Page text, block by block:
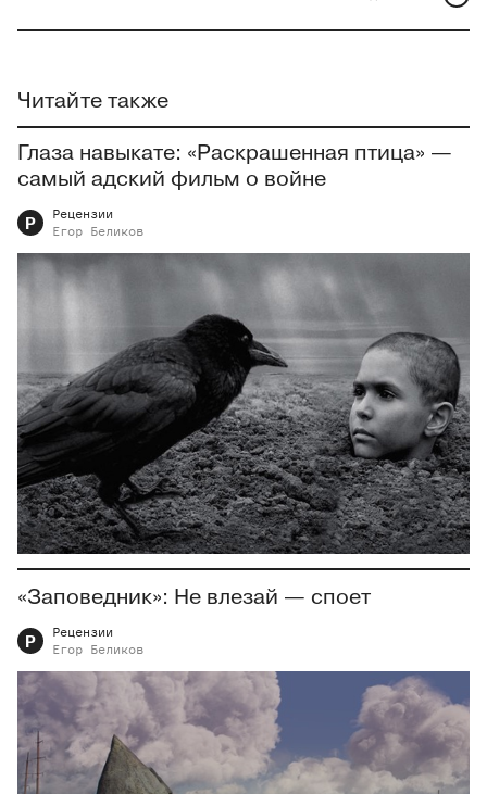
Читайте также
Глаза навыкате: «Раскрашенная птица» —
самый адский фильм о войне
Р
Рецензии
Егор
Беликов
«Заповедник»: Не влезай — споет
Р
Рецензии
Егор
Беликов